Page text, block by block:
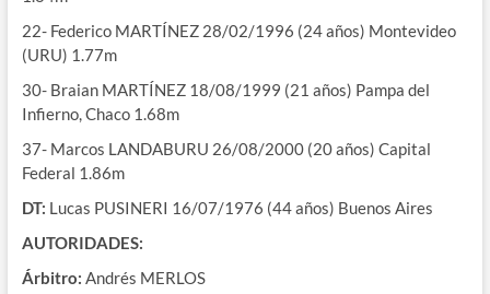
22- Federico MARTÍNEZ 28/02/1996 (24 años) Montevideo
(URU) 1.77m
30- Braian MARTÍNEZ 18/08/1999 (21 años) Pampa del
Infierno, Chaco 1.68m
37- Marcos LANDABURU 26/08/2000 (20 años) Capital
Federal 1.86m
DT: Lucas PUSINERI 16/07/1976 (44 años) Buenos Aires
AUTORIDADES:
Árbitro: Andrés MERLOS